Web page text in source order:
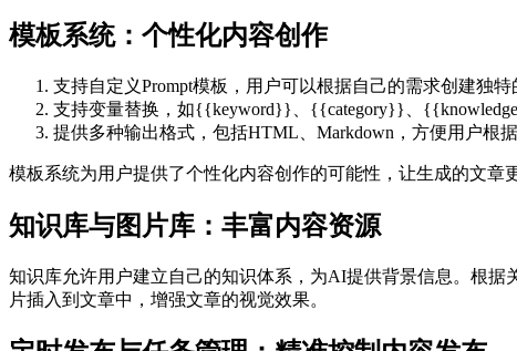
模板系统：个性化内容创作
支持自定义Prompt模板，用户可以根据自己的需求创建独特
支持变量替换，如{{keyword}}、{{category}}、
提供多种输出格式，包括HTML、Markdown，方便用户根
模板系统为用户提供了个性化内容创作的可能性，让生成的文章
知识库与图片库：丰富内容资源
知识库允许用户建立自己的知识体系，为AI提供背景信息。根
片插入到文章中，增强文章的视觉效果。